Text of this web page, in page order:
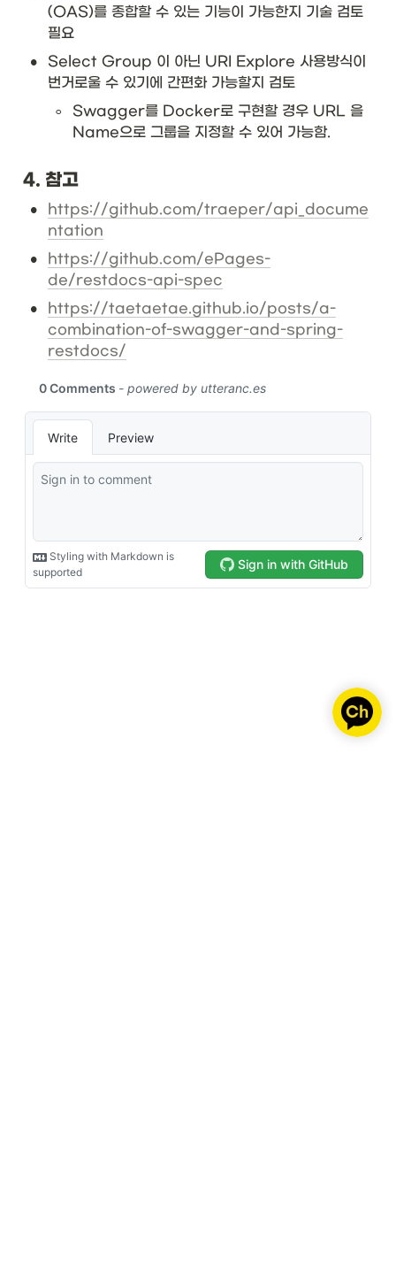
(OAS)를 종합할 수 있는 기능이 가능한지 기술 검토
필요
•
Select Group 이 아닌 URI Explore 사용방식이
번거로울 수 있기에 간편화 가능할지 검토
◦
Swagger를 Docker로 구현할 경우 URL 을
Name으로 그룹을 지정할 수 있어 가능함.
4. 참고
•
https://github.com/traeper/api_docume
ntation
•
https://github.com/ePages-
de/restdocs-api-spec
•
https://taetaetae.github.io/posts/a-
combination-of-swagger-and-spring-
restdocs/